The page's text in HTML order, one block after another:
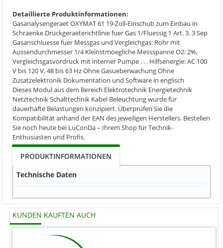
Detaillierte Produktinformationen:
Gasanalysengeraet OXYMAT 61 19-Zoll-Einschub zum Einbau in
Schraenke Druckgeraeterichtlinie fuer Gas 1/Fluessig 1 Art. 3. 3 Sep
Gasanschluesse fuer Messgas und Vergleichgas: Rohr mit
Aussendurchmesser 1/4 Kleinstmoegliche Messspanne O2: 2%,
Vergleichsgasvordruck mit interner Pumpe . . . Hilfsenergie: AC 100
V bis 120 V, 48 bis 63 Hz Ohne Gasueberwachung Ohne
Zusatzelektronik Dokumentation und Software in englisch
Dieses Modul aus dem Bereich Elektrotechnik Energietechnik
Netztechnik Schalttechnik Kabel Beleuchtung wurde für
dauerhafte Belastungen konzipiert. Überprüfen Sie die
Kompatibilität anhand der EAN des jeweiligen Herstellers. Bestellen
Sie noch heute bei LuConDa – Ihrem Shop für Technik-
Enthusiasten und Profis.
PRODUKTINFORMATIONEN
Technische Daten
KUNDEN KAUFTEN AUCH